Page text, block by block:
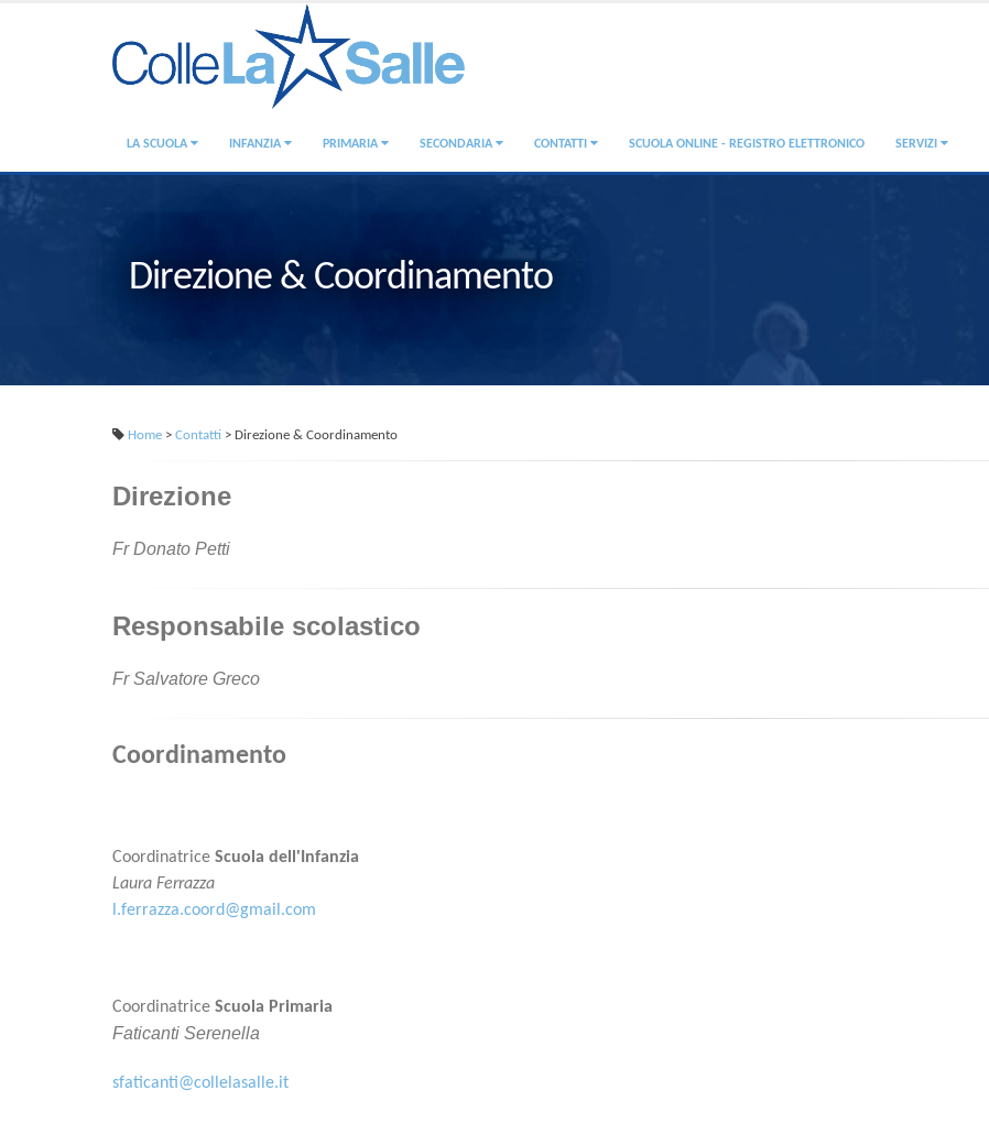
LA SCUOLA INFANZIA PRIMARIA SECONDARIA CONTATTI SCUOLA ONLINE - REGISTRO ELETTRONICO SERVIZI
Direzione & Coordinamento
Home > Contatti > Direzione & Coordinamento
Direzione
Fr Donato Petti
Responsabile scolastico
Fr Salvatore Greco
Coordinamento
Coordinatrice Scuola dell'Infanzia
Laura Ferrazza
l.ferrazza.coord@gmail.com
Coordinatrice Scuola Primaria
Faticanti Serenella
sfaticanti@collelasalle.it